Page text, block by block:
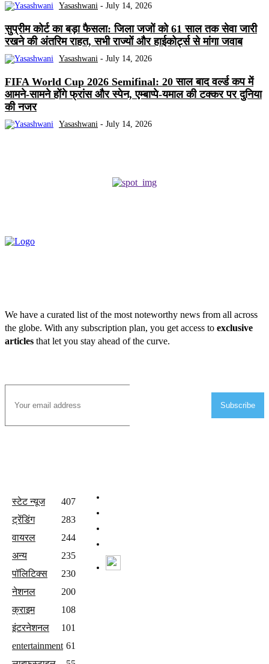
Yasashwani - July 14, 2026
सुप्रीम कोर्ट का बड़ा फैसला: जिला जजों को 61 साल तक सेवा जारी
रखने की अंतरिम राहत, सभी राज्यों और हाईकोर्ट्स से मांगा जवाब
Yasashwani - July 14, 2026
FIFA World Cup 2026 Semifinal: 20 साल बाद वर्ल्ड कप में
आमने-सामने होंगे फ्रांस और स्पेन, एम्बाप्पे-यमाल की टक्कर पर दुनिया
की नजर
Yasashwani - July 14, 2026
We have a curated list of the most noteworthy news from all across
the globe. With any subscription plan, you get access to exclusive
articles that let you stay ahead of the curve.
Subscribe
स्टेट न्यूज
407
ट्रेंडिंग
283
वायरल
244
अन्य
235
पॉलिटिक्स
230
नेशनल
200
क्राइम
108
इंटरनेशनल
101
entertainment 61